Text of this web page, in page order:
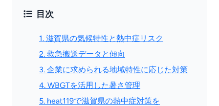
目次
1. 滋賀県の気候特性と熱中症リスク
2. 救急搬送データと傾向
3. 企業に求められる地域特性に応じた対策
4. WBGTを活用した暑さ管理
5. heat119で滋賀県の熱中症対策を